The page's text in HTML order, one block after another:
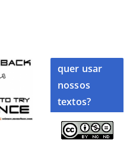
quer usar
nossos
textos?